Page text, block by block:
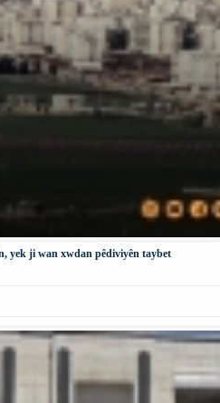
yek ji wan xwdan pêdiviyên taybet